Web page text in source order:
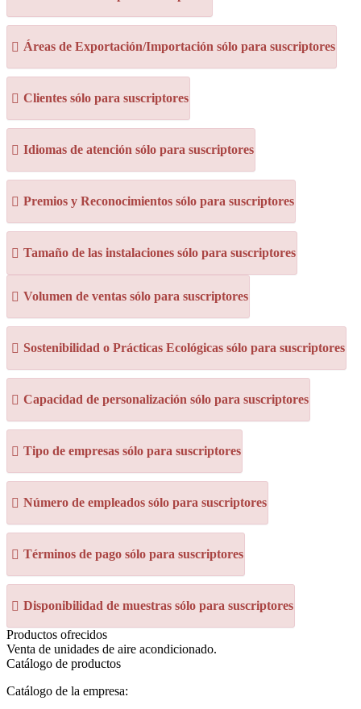
Áreas de Exportación/Importación sólo para suscriptores
Clientes sólo para suscriptores
Idiomas de atención sólo para suscriptores
Premios y Reconocimientos sólo para suscriptores
Tamaño de las instalaciones sólo para suscriptores
Volumen de ventas sólo para suscriptores
Sostenibilidad o Prácticas Ecológicas sólo para suscriptores
Capacidad de personalización sólo para suscriptores
Tipo de empresas sólo para suscriptores
Número de empleados sólo para suscriptores
Términos de pago sólo para suscriptores
Disponibilidad de muestras sólo para suscriptores
Productos ofrecidos
Venta de unidades de aire acondicionado.
Catálogo de productos
Catálogo de la empresa: